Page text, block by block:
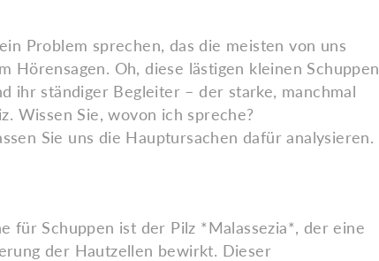
Problem sprechen, das die meisten von uns
Hörensagen. Oh, diese lästigen kleinen Schuppen
ihr ständiger Begleiter – der starke, manchmal
Wissen Sie, wovon ich spreche?
Sie uns die Hauptursachen dafür analysieren.
für Schuppen ist der Pilz *Malassezia*, der eine
der Hautzellen bewirkt. Dieser